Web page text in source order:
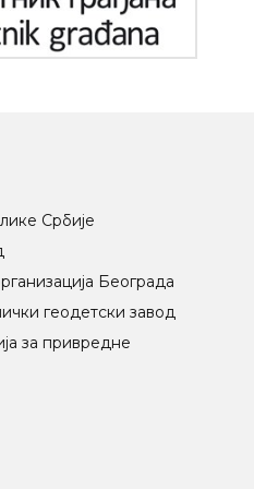
Србије
Београда
геодетски завод
за привредне